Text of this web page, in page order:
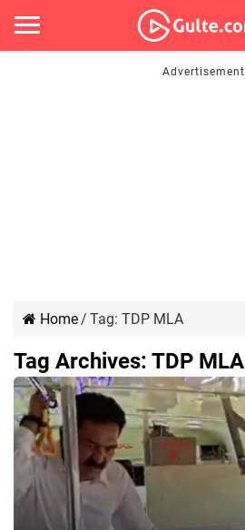
Home/ Tag: TDP MLA
Tag Archives: TDP MLA